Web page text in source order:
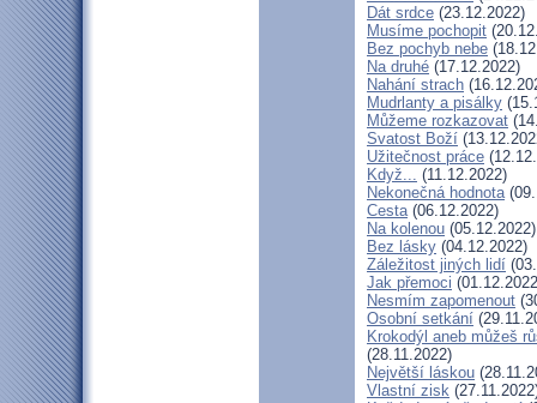
Dát srdce (23.12.2022)
Musíme pochopit
Bez pochyb nebe
Na druhé (17.12.2022)
Nahání strach
Mudrlanty a pisálky
Můžeme rozkazovat
Svatost Boží
Užitečnost práce
Když... (11.12.2022)
Nekonečná hodnota
Cesta(06.12.2022)
Na kolenou (05.12.2022)
Bez lásky (04.12.2022)
Záležitost jiných lidí
Jak přemoci
Nesmím zapomenout
Osobní setkání
Krokodýl aneb můžeš
(28.11.2022)
Největší láskou
Vlastní zisk